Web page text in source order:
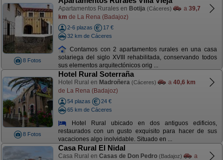
8 Fotos
Apartamentos Rurales en Botija (Cáceres) a 39,7
km de La Rena (Badajoz)
2-6 plazas
17 €
32 km de Cáceres
Contamos con 2 apartamentos rurales en una casa
solariega del siglo XVIII rehabilitada, conservando todos
sus elementos arquitectónicos orig ...
8 Fotos
Hotel Rural Soterraña
Hotel Rural en Madroñera (Cáceres) a 40,6 km
de La Rena (Badajoz)
54 plazas
24 €
65 km de Cáceres
Hotel Rural ubicado en dos antiguos edificios,
restaurados con un gusto exquisito para hacer de sus
vacaciones algo inolvidable. Situado en ...
Casa Rural El Nidal
Casa Rural en Casas de Don Pedro (Badajoz)
a